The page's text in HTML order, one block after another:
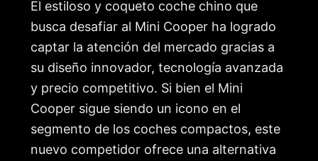
El estiloso y coqueto coche chino que
busca desafiar al Mini Cooper ha logrado
captar la atención del mercado gracias a
su diseño innovador, tecnología avanzada
y precio competitivo. Si bien el Mini
Cooper sigue siendo un icono en el
segmento de los coches compactos, este
nuevo competidor ofrece una alternativa